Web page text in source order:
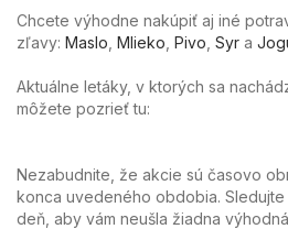
Chcete výhodne nakúpiť aj iné
zľavy: Maslo Mlieko Pivo Syr a
Aktuálne letáky, v ktorých sa
môžete pozrieť tu:
Nezabudnite, že akcie sú časovo
konca uvedeného obdobia.
deň, aby vám neušla žiadna